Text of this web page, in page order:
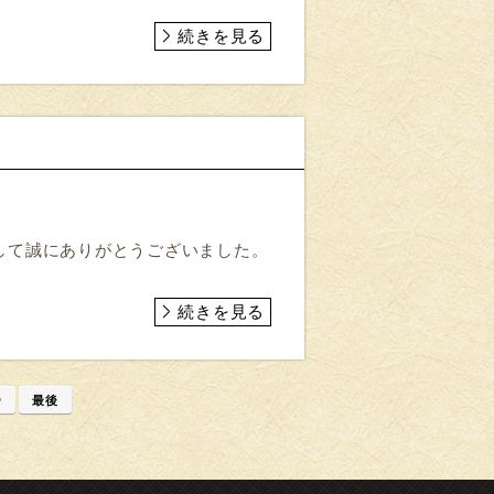
続きを見る
誠にありがとうございました。
続きを見る
最後